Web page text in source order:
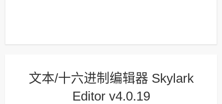
文本/十六进制编辑器 Skylark
Editor v4.0.19